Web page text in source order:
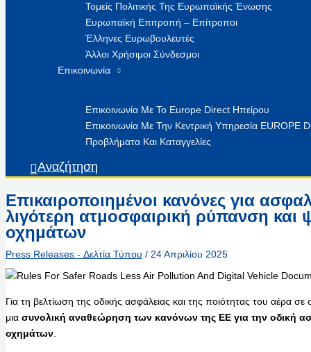
Τομείς Πολιτικής Της Ευρωπαϊκής Ένωσης
Ευρωπαϊκή Επιτροπή – Επίτροποι
Έλληνες Ευρωβουλευτές
Άλλοι Χρήσιμοι Σύνδεσμοι
Επικοινωνία
Επικοινωνία Με Το Europe Direct Ηπείρου
Επικοινωνία Με Την Κεντρική Υπηρεσία EUROPE
Προβλήματα Και Καταγγελίες
Αναζήτηση
Επικαιροποιημένοι κανόνες για
λιγότερη ατμοσφαιρική ρύπανση και
οχημάτων
Press Releases - Δελτία Τύπου / 24 Απριλίου 2025
Για τη βελτίωση της οδικής ασφάλειας και της ποιότητας του αέρα
μια συνολική αναθεώρηση των κανόνων της ΕΕ για την οδική
οχημάτων